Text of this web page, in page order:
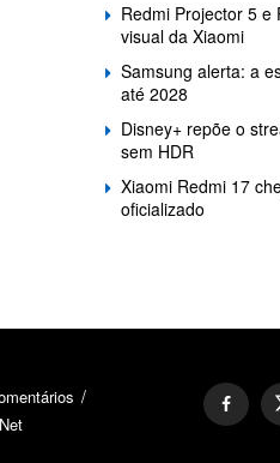
Redmi Projector 5 e
visual da Xiaomi
Samsung alerta: a
até 2028
Disney+ repõe o
sem HDR
Xiaomi Redmi 17
oficializado